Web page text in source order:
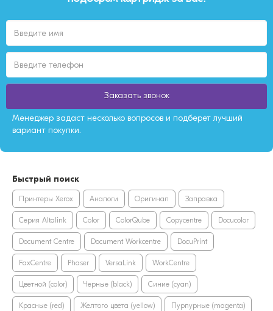
Заказать звонок
Менеджер задаст несколько вопросов и подберет лучший
вариант покупки.
Быстрый поиск
Принтеры Xerox Аналоги Оригинал Заправка
Серия Altalink Color ColorQube Copycentre Docucolor
Document Centre Document Workcentre DocuPrint
FaxCentre Phaser VersaLink WorkCentre
Цветной (color) Черные (black) Синие (cyan)
Красные (red) Желтого цвета (yellow) Пурпурные (magenta)